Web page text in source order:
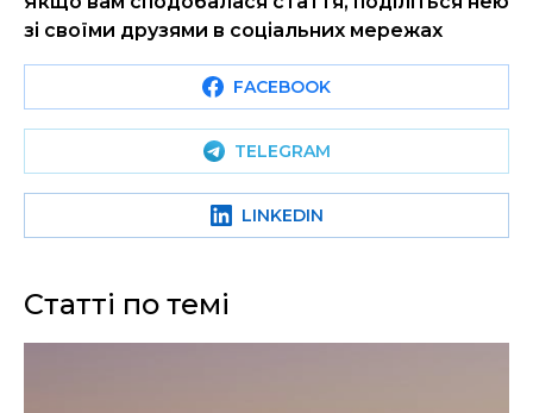
зі своїми друзями в соціальних мережах
FACEBOOK
TELEGRAM
LINKEDIN
Статті по темі